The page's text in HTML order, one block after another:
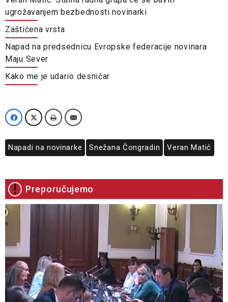
ugrožavanjem bezbednosti novinarki
Zaštićena vrsta
Napad na predsednicu Evropske federacije novinara
Maju Sever
Kako me je udario desničar
Napadi na novinarke Snežana Čongradin Veran Matić
Preporučujemo